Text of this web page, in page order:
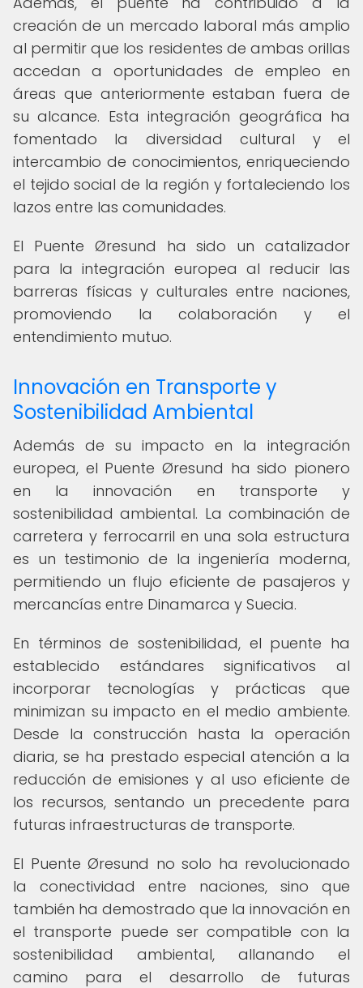
creación de un mercado laboral más amplio
al permitir que los residentes de ambas orillas
accedan a oportunidades de empleo en
áreas que anteriormente estaban fuera de
su alcance. Esta integración geográfica ha
fomentado la diversidad cultural y el
intercambio de conocimientos, enriqueciendo
el tejido social de la región y fortaleciendo los
lazos entre las comunidades.
El Puente Øresund ha sido un catalizador
para la integración europea al reducir las
barreras físicas y culturales entre naciones,
promoviendo la colaboración y el
entendimiento mutuo.
Innovación en Transporte y
Sostenibilidad Ambiental
Además de su impacto en la integración
europea, el Puente Øresund ha sido pionero
en la innovación en transporte y
sostenibilidad ambiental. La combinación de
carretera y ferrocarril en una sola estructura
es un testimonio de la ingeniería moderna,
permitiendo un flujo eficiente de pasajeros y
mercancías entre Dinamarca y Suecia.
En términos de sostenibilidad, el puente ha
establecido estándares significativos al
incorporar tecnologías y prácticas que
minimizan su impacto en el medio ambiente.
Desde la construcción hasta la operación
diaria, se ha prestado especial atención a la
reducción de emisiones y al uso eficiente de
los recursos, sentando un precedente para
futuras infraestructuras de transporte.
El Puente Øresund no solo ha revolucionado
la conectividad entre naciones, sino que
también ha demostrado que la innovación en
el transporte puede ser compatible con la
sostenibilidad ambiental, allanando el
camino para el desarrollo de futuras